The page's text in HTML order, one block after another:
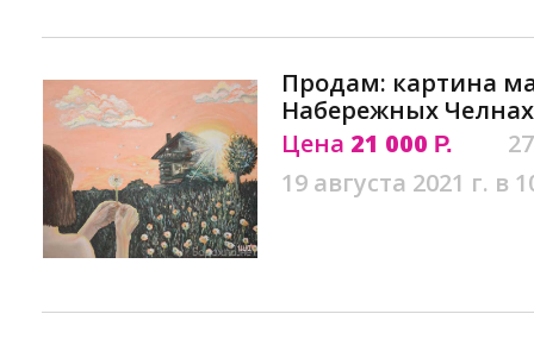
Продам: картина
Набережных Челнах
Цена 21 000 Р.
19 августа 2021 г. в